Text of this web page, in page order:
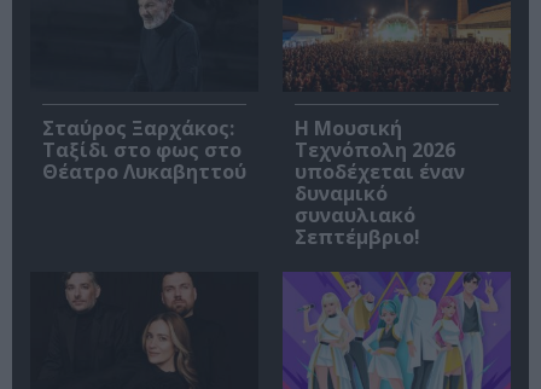
Σταύρος Ξαρχάκος:
Ταξίδι στο φως στο
Θέατρο Λυκαβηττού
Η Μουσική
Τεχνόπολη 2026
υποδέχεται έναν
δυναμικό
συναυλιακό
Σεπτέμβριο!